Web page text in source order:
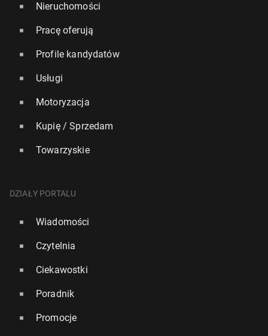
ją­ce dane z nowego badania
Nieruchomości
Pracę oferują
Profile kandydatów
Usługi
Motoryzacja
Kupię / Sprzedam
Towarzyskie
DZIAŁY PORTALU
Wiadomości
Czytelnia
Ciekawostki
Poradnik
Promocje